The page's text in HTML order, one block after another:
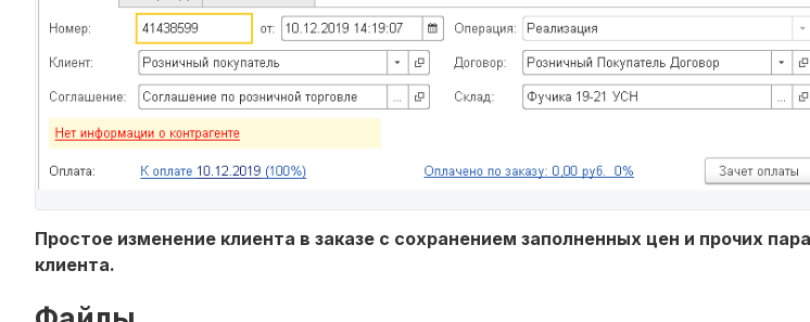
Простое изменение клиента в заказе с сохранением заполненных цен и прочих
клиента.